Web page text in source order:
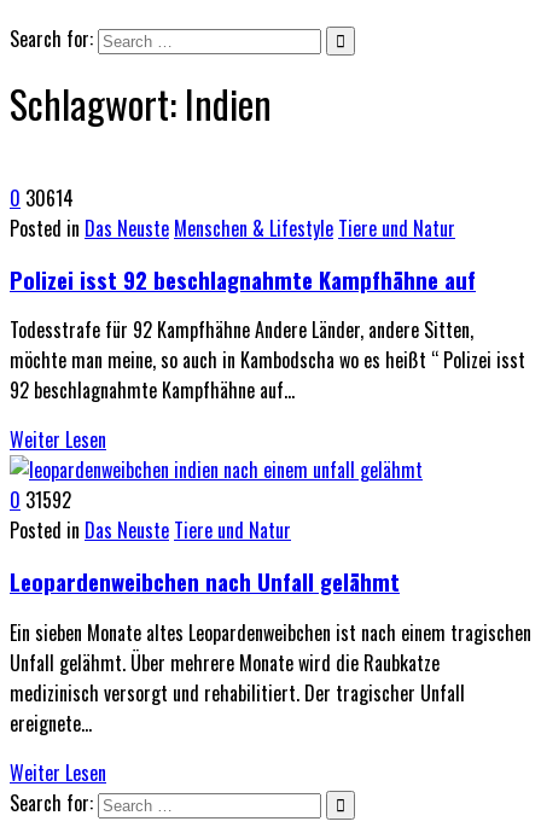
Search for:
Schlagwort:Indien
0 30614
Posted in Das Neuste Menschen & Lifestyle Tiere und Natur
Polizei isst 92 beschlagnahmte Kampfhähne auf
Todesstrafe für 92 Kampfhähne Andere Länder, andere Sitten,
möchte man meine, so auch in Kambodscha wo es heißt “ Polizei isst
92 beschlagnahmte Kampfhähne auf…
Weiter Lesen
0 31592
Posted in Das Neuste Tiere und Natur
Leopardenweibchen nach Unfall gelähmt
Ein sieben Monate altes Leopardenweibchen ist nach einem tragischen
Unfall gelähmt. Über mehrere Monate wird die Raubkatze
medizinisch versorgt und rehabilitiert. Der tragischer Unfall
ereignete…
Weiter Lesen
Search for: